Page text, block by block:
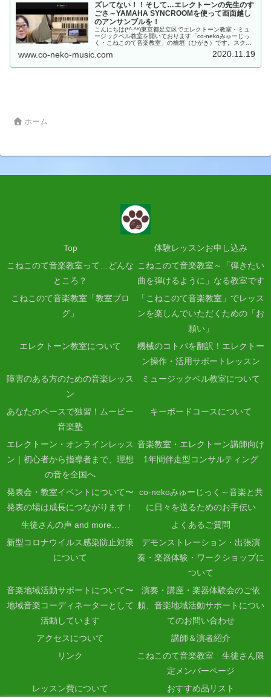
ズレてない！！そして…エレクトーンの先生のす
ごさ～YAMAHA SYNCROOMを使って画面越し
のアンサンブルを！
こんにちは(*^-^*)東京都足立区でエレクトーン教室・ミュ
ージックベル教室を開いております「co-nekoみゅーじっ
く・こねこのて音楽教室」の檜垣（ひがき）です。スクリ
手く撮れたでしょ…
www.co-neko-music.com 2020.11.19
ホーム
Top
体験レッスンお申し込み
こねこのて音楽教室って…どんな
ところ？
こねこのて音楽教室～「弾きたい
曲を弾けるように」なる教室です
こねこのて音楽教室「教室ブロ
グ」
「こねこのて音楽教室」でレッス
ンを楽しんでいただくための「お
願い」
エレクトーン教室について
機械のコトバを翻訳！エレクトー
ン操作・活用サポートレッスン
障害のある方のための音楽レッス
ン
ミュージックベル教室について
あなたのペースで独習！ムービー
音楽塾
キーボードコースについて
エレクトーン・オンラインレッス
ン｜初心者から指導者まで、理想
の音を全国へ
音楽教室・エレクトーン講師向け
1年間伴走型コンサルティング
発表会・教室イベントについて〜
発表の場は成長につながります！
co-nekoみゅーじっく～音楽と共
に日々を送るためのお手伝い
生徒さんの声 and more…
よくあるご質問
新型コロナウイルス感染防止対策
について
デモンストレーション・出張演
奏・楽器体験・ワークショップに
ついて
音楽地域活動サポートについて〜
地域音楽コーディネーターとして
活動しています
演奏・講座・楽器体験会のご依
頼、音楽地域活動サポートについ
てのお問い合わせ
アクセスについて
講師＆演者紹介
リンク
こねこのて音楽教室 生徒さん限
定メンバーページ
レッスン費について
おすすめ品リスト